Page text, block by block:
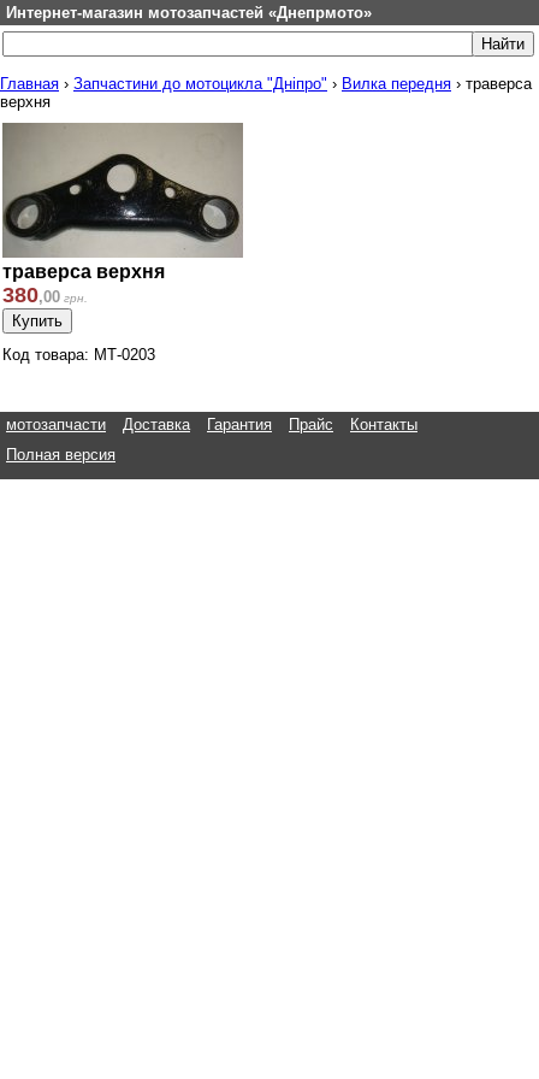
Интернет-магазин мотозапчастей «Днепрмото»
Главная › Запчастини до мотоцикла "Дніпро" › Вилка передня › траверса
верхня
траверса верхня
380,00 грн.
Код товара: МТ-0203
мотозапчасти Доставка Гарантия Прайс
Контакты
Полная версия